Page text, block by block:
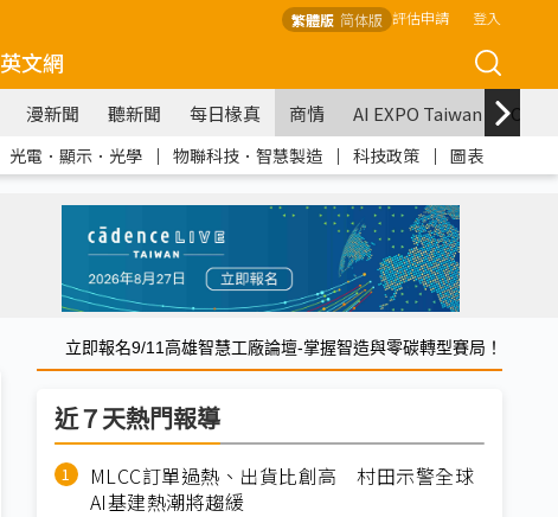
繁體版 简体版 評估申請 登入
英文網
漫新聞 聽新聞 每日椽真 商情 AI EXPO Taiwan
光電．顯示．光學 ｜ 物聯科技．智慧製造 ｜ 科技政策 ｜ 圖表
立即報名9/11高雄智慧工廠論壇-掌握智造與零碳轉型賽局！
近７天熱門報導
MLCC訂單過熱、出貨比創高 村田示警全球
AI基建熱潮將趨緩